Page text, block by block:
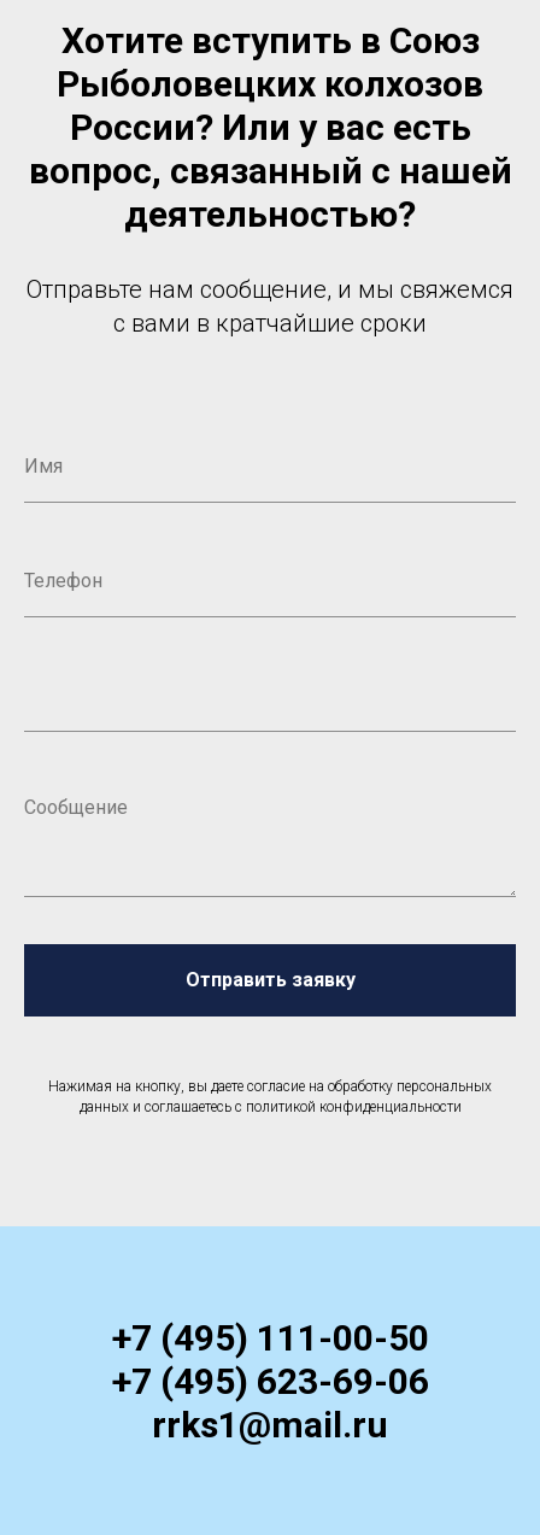
Хотите вступить в Союз
Рыболовецких колхозов
России? Или у вас есть
вопрос, связанный с нашей
деятельностью?
Отправьте нам сообщение, и мы свяжемся
с вами в кратчайшие сроки
Отправить заявку
Нажимая на кнопку, вы даете согласие на обработку персональных
данных и соглашаетесь c политикой конфиденциальности
+7 (495) 111-00-50
+7 (495) 623-69-06
rrks1@mail.ru